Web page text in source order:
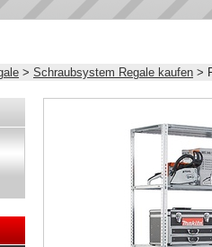
> Schraubsystem Regale kaufen >